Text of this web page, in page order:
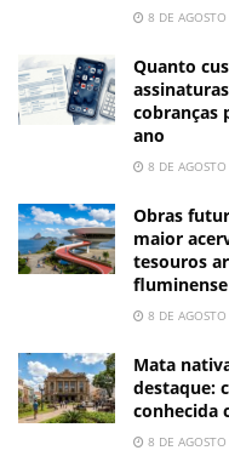
8 DE
Quanto
cobranças
ano
8 DE
Obras
maior
tesouros
fluminense
8 DE
Mata
destaque:
conhecida
8 DE